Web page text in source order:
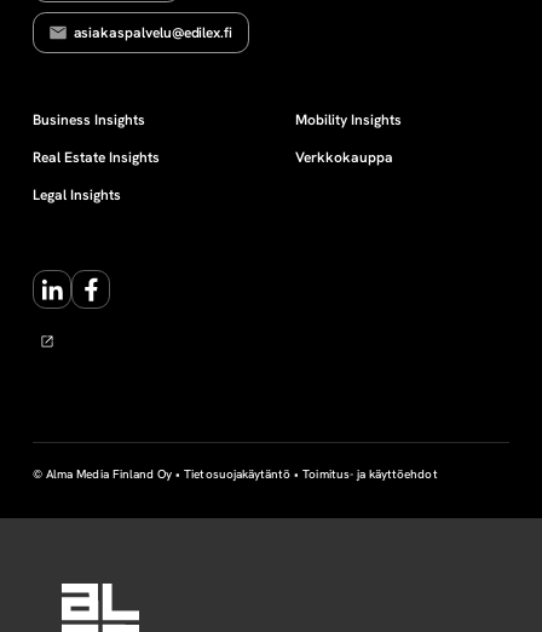
asiakaspalvelu@edilex.fi
Business Insights
Real Estate Insights
Legal Insights
Mobility Insights
Verkkokauppa
LinkedInFacebook
© Alma Media Finland Oy •Tietosuojakäytäntö •Toimitus- ja käyttöehdot